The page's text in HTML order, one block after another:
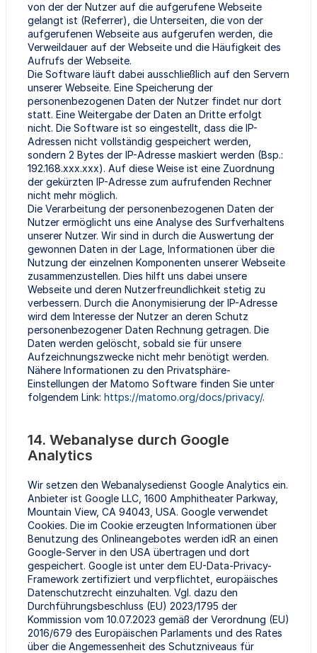
von der der Nutzer auf die aufgerufene Webseite
gelangt ist (Referrer), die Unterseiten, die von der
aufgerufenen Webseite aus aufgerufen werden, die
Verweildauer auf der Webseite und die Häufigkeit des
Aufrufs der Webseite.
Die Software läuft dabei ausschließlich auf den Servern
unserer Webseite. Eine Speicherung der
personenbezogenen Daten der Nutzer findet nur dort
statt. Eine Weitergabe der Daten an Dritte erfolgt
nicht. Die Software ist so eingestellt, dass die IP-
Adressen nicht vollständig gespeichert werden,
sondern 2 Bytes der IP-Adresse maskiert werden (Bsp.:
192.168.xxx.xxx). Auf diese Weise ist eine Zuordnung
der gekürzten IP-Adresse zum aufrufenden Rechner
nicht mehr möglich.
Die Verarbeitung der personenbezogenen Daten der
Nutzer ermöglicht uns eine Analyse des Surfverhaltens
unserer Nutzer. Wir sind in durch die Auswertung der
gewonnen Daten in der Lage, Informationen über die
Nutzung der einzelnen Komponenten unserer Webseite
zusammenzustellen. Dies hilft uns dabei unsere
Webseite und deren Nutzerfreundlichkeit stetig zu
verbessern. Durch die Anonymisierung der IP-Adresse
wird dem Interesse der Nutzer an deren Schutz
personenbezogener Daten Rechnung getragen. Die
Daten werden gelöscht, sobald sie für unsere
Aufzeichnungszwecke nicht mehr benötigt werden.
Nähere Informationen zu den Privatsphäre-
Einstellungen der Matomo Software finden Sie unter
folgendem Link: https://matomo.org/docs/privacy/.
14. Webanalyse durch Google
Analytics
Wir setzen den Webanalysedienst Google Analytics ein.
Anbieter ist Google LLC, 1600 Amphitheater Parkway,
Mountain View, CA 94043, USA. Google verwendet
Cookies. Die im Cookie erzeugten Informationen über
Benutzung des Onlineangebotes werden idR an einen
Google-Server in den USA übertragen und dort
gespeichert. Google ist unter dem EU-Data-Privacy-
Framework zertifiziert und verpflichtet, europäisches
Datenschutzrecht einzuhalten. Vgl. dazu den
Durchführungsbeschluss (EU) 2023/1795 der
Kommission vom 10.07.2023 gemäß der Verordnung (EU)
2016/679 des Europäischen Parlaments und des Rates
über die Angemessenheit des Schutzniveaus für